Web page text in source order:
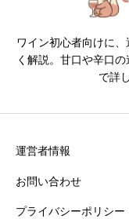
ワイン初心者向けに
く解説。甘口や辛口
で詳
運営者情報
お問い合わせ
プライバシーポリシー